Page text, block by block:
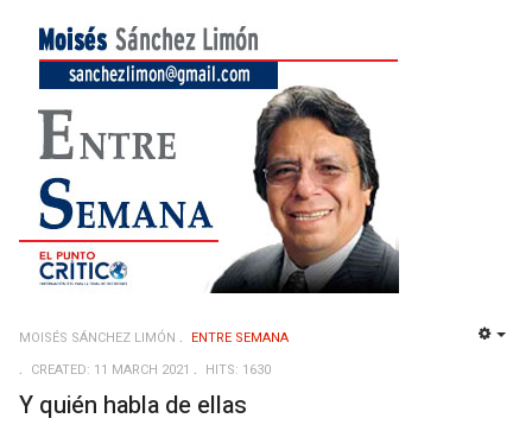
MOISÉS SÁNCHEZ LIMÓN
ENTRE SEMANA
CREATED: 11 MARCH 2021
HITS: 1630
Y quién habla de ellas